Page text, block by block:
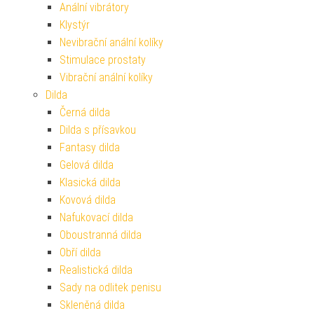
Anální vibrátory
Klystýr
Nevibrační anální kolíky
Stimulace prostaty
Vibrační anální kolíky
Dilda
Černá dilda
Dilda s přísavkou
Fantasy dilda
Gelová dilda
Klasická dilda
Kovová dilda
Nafukovací dilda
Oboustranná dilda
Obří dilda
Realistická dilda
Sady na odlitek penisu
Skleněná dilda